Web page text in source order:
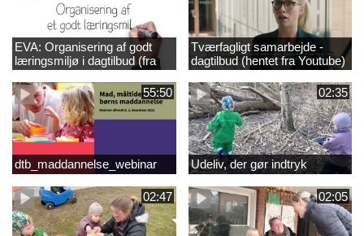
EVA: Organisering af godt
læringsmiljø i dagtilbud (fra
Youtube)
Tværfagligt samarbejde -
dagtilbud (hentet fra Youtube)
55:50
dtb_maddannelse_webinar
02:35
Udeliv, der gør indtryk
02:47 02:05